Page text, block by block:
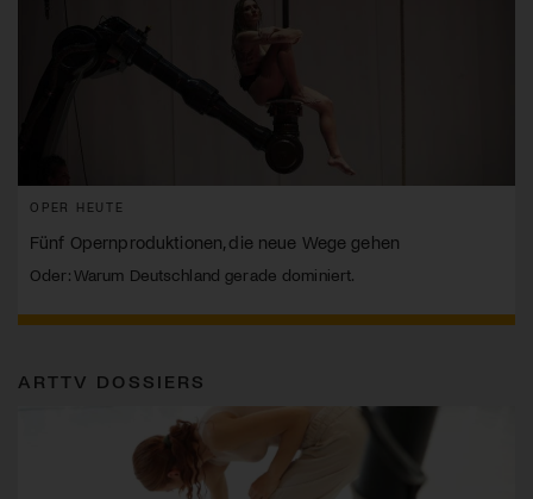
OPER HEUTE
Fünf Opernproduktionen, die neue Wege gehen
Oder: Warum Deutschland gerade dominiert.
ARTTV DOSSIERS